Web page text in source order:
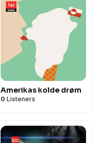
Amerikas kolde drøm
0 Listeners